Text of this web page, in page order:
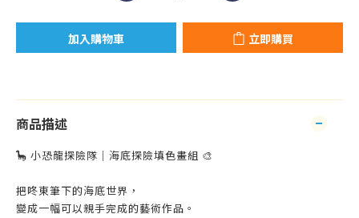
加入購物車 立即購買
商品描述
🦕 小恐龍探險隊｜海底探險填色畫組 🎨
把咚東筆下的海底世界，
變成一幅可以親手完成的藝術作品。